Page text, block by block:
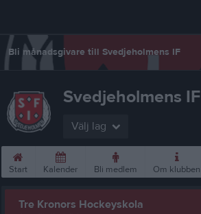
Bli månadsgivare till Svedjeholmens IF
Svedjeholmens IF
Välj lag
Start Kalender Bli medlem Om klubben
Tre Kronors Hockeyskola